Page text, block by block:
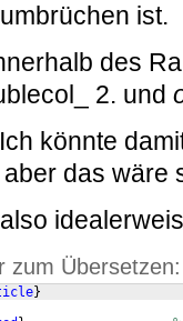
ist.
des
2. und
könnte
das wäre
zum Übersetzen:
}